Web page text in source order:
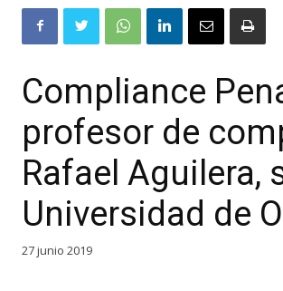
Compliance
profesor de
Rafael Aguilera,
Universidad de
27 junio 2019